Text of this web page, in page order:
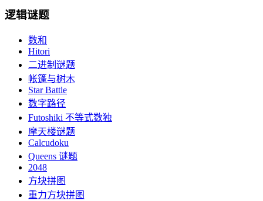
逻辑谜题
数和
Hitori
二进制谜题
帐篷与树木
Star Battle
数字路径
Futoshiki 不等式数独
摩天楼谜题
Calcudoku
Queens 谜题
2048
方块拼图
重力方块拼图